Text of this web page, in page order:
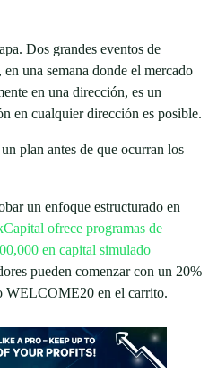
Dos grandes eventos de
una semana donde el mercado
en una dirección, es un
en cualquier dirección es posible.
plan antes de que ocurran los
un enfoque estructurado en
ofrece programas de
en capital simulado
pueden comenzar con un 20%
WELCOME20 en el carrito.